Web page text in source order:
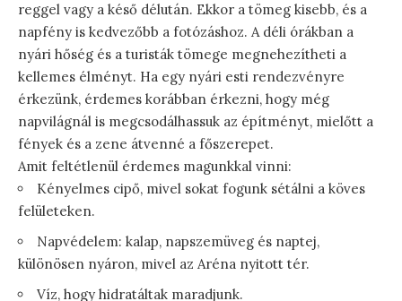
reggel vagy a késő délután. Ekkor a tömeg kisebb, és a
napfény is kedvezőbb a fotózáshoz. A déli órákban a
nyári hőség és a turisták tömege megnehezítheti a
kellemes élményt. Ha egy nyári esti rendezvényre
érkezünk, érdemes korábban érkezni, hogy még
napvilágnál is megcsodálhassuk az építményt, mielőtt a
fények és a zene átvenné a főszerepet.
Amit feltétlenül érdemes magunkkal vinni:
Kényelmes cipő, mivel sokat fogunk sétálni a köves
felületeken.
Napvédelem: kalap, napszemüveg és naptej,
különösen nyáron, mivel az Aréna nyitott tér.
Víz, hogy hidratáltak maradjunk.